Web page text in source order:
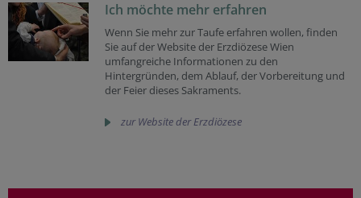
Ich möchte mehr erfahren
Wenn Sie mehr zur Taufe erfahren wollen, finden
Sie auf der Website der Erzdiözese Wien
umfangreiche Informationen zu den
Hintergründen, dem Ablauf, der Vorbereitung und
der Feier dieses Sakraments.
zur Website der Erzdiözese